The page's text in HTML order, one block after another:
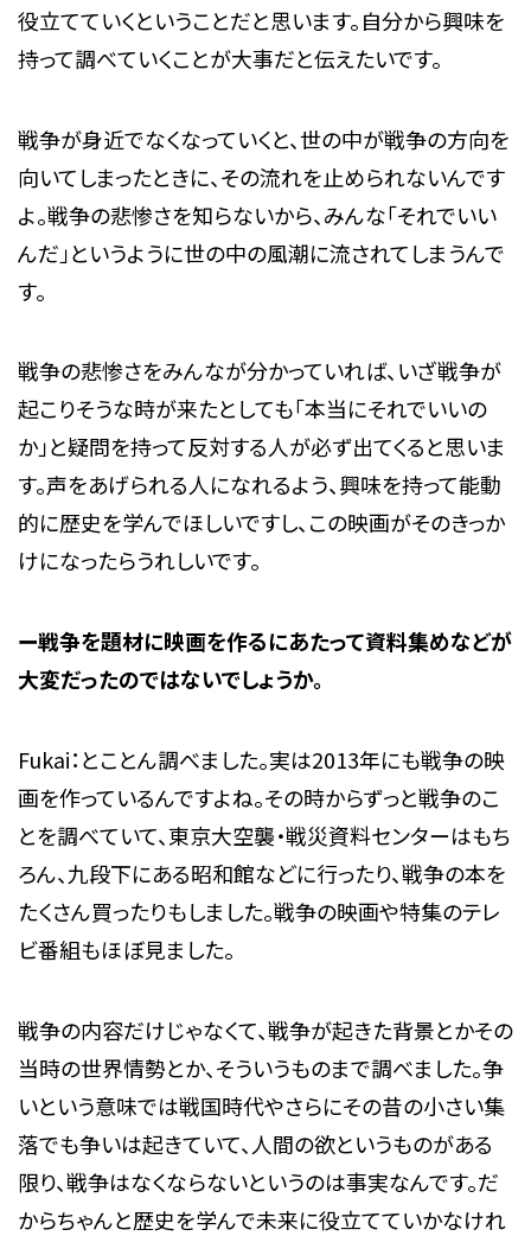
役立てていくということだと思います。自分から興味を
持って調べていくことが大事だと伝えたいです。
戦争が身近でなくなっていくと、世の中が戦争の方向を
向いてしまったときに、その流れを止められないんです
よ。戦争の悲惨さを知らないから、みんな「それでいい
んだ」というように世の中の風潮に流されてしまうんで
す。
戦争の悲惨さをみんなが分かっていれば、いざ戦争が
起こりそうな時が来たとしても「本当にそれでいいの
か」と疑問を持って反対する人が必ず出てくると思いま
す。声をあげられる人になれるよう、興味を持って能動
的に歴史を学んでほしいですし、この映画がそのきっか
けになったらうれしいです。
ー戦争を題材に映画を作るにあたって資料集めなどが
大変だったのではないでしょうか。
Fukai：とことん調べました。実は2013年にも戦争の映
画を作っているんですよね。その時からずっと戦争のこ
とを調べていて、東京大空襲・戦災資料センターはもち
ろん、九段下にある昭和館などに行ったり、戦争の本を
たくさん買ったりもしました。戦争の映画や特集のテレ
ビ番組もほぼ見ました。
戦争の内容だけじゃなくて、戦争が起きた背景とかその
当時の世界情勢とか、そういうものまで調べました。争
いという意味では戦国時代やさらにその昔の小さい集
落でも争いは起きていて、人間の欲というものがある
限り、戦争はなくならないというのは事実なんです。だ
からちゃんと歴史を学んで未来に役立てていかなけれ